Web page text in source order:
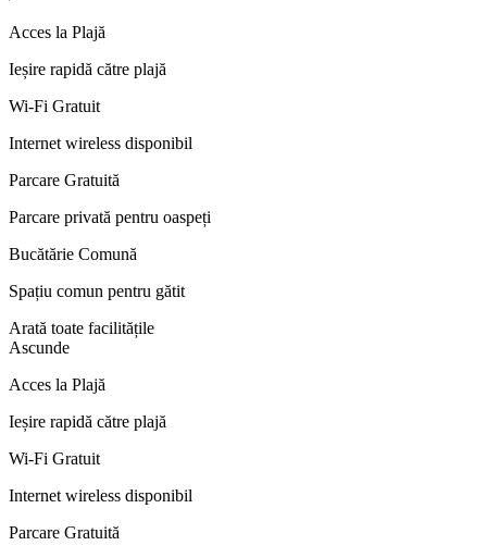
Acces la Plajă
Ieșire rapidă către plajă
Wi-Fi Gratuit
Internet wireless disponibil
Parcare Gratuită
Parcare privată pentru oaspeți
Bucătărie Comună
Spațiu comun pentru gătit
Arată toate facilitățile
Ascunde
Acces la Plajă
Ieșire rapidă către plajă
Wi-Fi Gratuit
Internet wireless disponibil
Parcare Gratuită